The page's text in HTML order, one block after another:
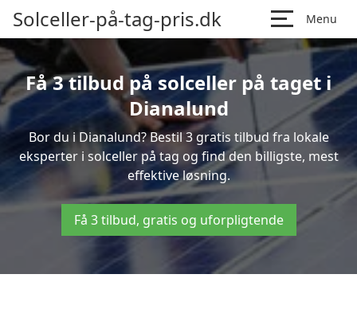
Solceller-på-tag-pris.dk Menu
Få 3 tilbud på solceller på taget i
Dianalund
Bor du i Dianalund? Bestil 3 gratis tilbud fra lokale
eksperter i solceller på tag og find den billigste, mest
effektive løsning.
Få 3 tilbud, gratis og uforpligtende